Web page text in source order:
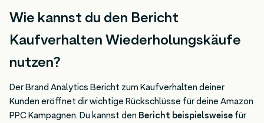
Wie kannst du den Bericht
Kaufverhalten Wiederholungskäufe
nutzen?
Der Brand Analytics Bericht zum Kaufverhalten deiner
Kunden eröffnet dir wichtige Rückschlüsse für deine Amazon
PPC Kampagnen. Du kannst den Bericht beispielsweisefür